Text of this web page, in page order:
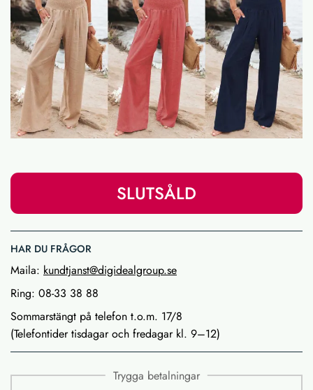
SLUTSÅLD
HAR DU FRÅGOR
Maila: kundtjanst@digidealgroup.se
Ring: 08-33 38 88
Sommarstängt på telefon t.o.m. 17/8
(Telefontider tisdagar och fredagar kl. 9–12)
Trygga betalningar